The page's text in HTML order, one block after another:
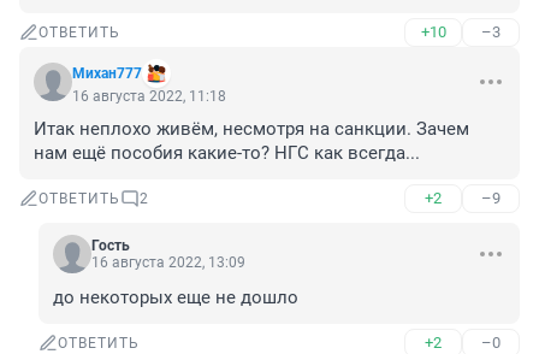
ОТВЕТИТЬ +10 –3
Михан777
16 августа 2022, 11:18
Итак неплохо живём, несмотря на санкции. Зачем
нам ещё пособия какие-то? НГС как всегда...
ОТВЕТИТЬ 2 +2 –9
Гость
16 августа 2022, 13:09
до некоторых еще не дошло
ОТВЕТИТЬ +2 –0